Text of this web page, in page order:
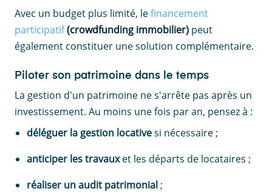
Avec un budget plus limité, lefinancement
participatif(crowdfunding immobilier) peut
également constituer une solution complémentaire.
Piloter son patrimoine dans le temps
La gestion d'un patrimoine ne s'arrête pas après un
investissement. Au moins une fois par an, pensez à :
déléguer la gestion locativesi nécessaire ;
anticiper les travauxet les départs de locataires ;
réaliser un audit patrimonial ;